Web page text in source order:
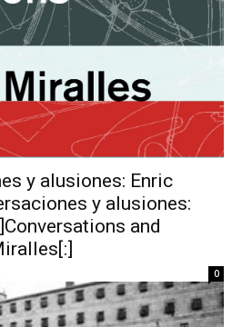
y alusiones: Enric
y alusiones:
and
0